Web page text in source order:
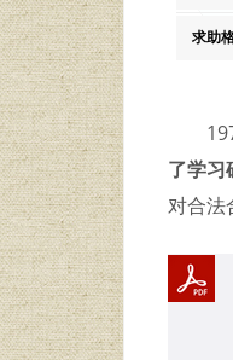
求助
了学习
对合法